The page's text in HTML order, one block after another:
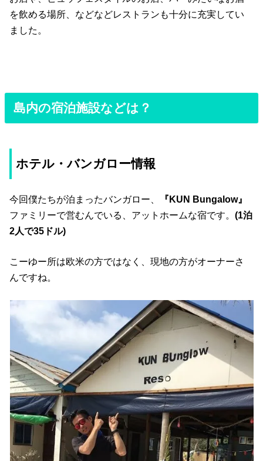
を飲める場所、などなどレストランも十分に充実してい
ました。
島内の宿泊施設などは？
ホテル・バンガロー情報
今回僕たちが泊まったバンガロー、
『KUN Bungalow』
ファミリーで営むんでいる、アットホームな宿です。(1泊
2人で35ドル)
こーゆー所は欧米の方ではなく、現地の方がオーナーさ
んですね。